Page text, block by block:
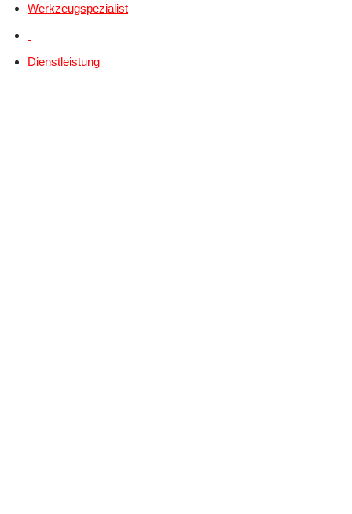
Werkzeugspezialist
Dienstleistung